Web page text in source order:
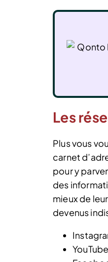
Les
Plus vous
carnet
pour y
des
mieux de
devenus
YouTube